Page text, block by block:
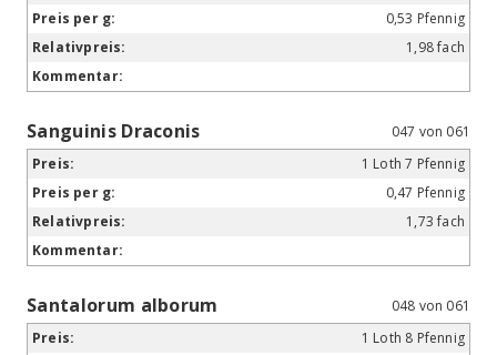
0,53 Pfennig
1,98 fach
Sanguinis Draconis
047 von 061
1 Loth 7 Pfennig
0,47 Pfennig
1,73 fach
Santalorum alborum
048 von 061
1 Loth 8 Pfennig